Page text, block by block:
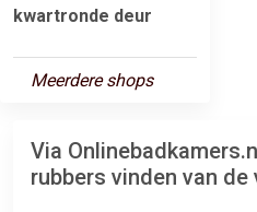
kwartronde deur
Meerdere shops
Via
rubbers vinden van